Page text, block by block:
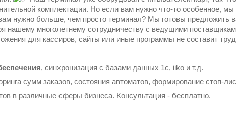
комплектации. Но если вам нужно что-то особенное, мы
вам нужно больше, чем просто терминал? Мы готовы предложить
нашему многолетнему сотрудничеству с ведущими
для кассиров, сайты или иные программы не составит
, синхронизация с базами данных 1с, iiko и т.д.
сумм заказов, состояния автоматов, формирование стоп-
в различные сферы бизнеса. Консультация - бесплатно.